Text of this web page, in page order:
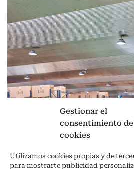
Gestionar el
consentimiento de
cookies
Utilizamos cookies propias y de
para mostrarte publicidad
Aviso legal|Política de
Ctra. A-3132, De Aguilar a A-318 por
España